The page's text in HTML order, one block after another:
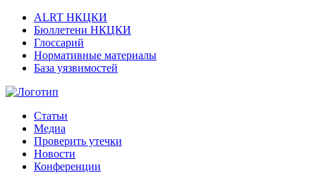
ALRT НКЦКИ
Бюллетени НКЦКИ
Глоссарий
Нормативные материалы
База уязвимостей
Статьи
Медиа
Проверить утечки
Новости
Конференции